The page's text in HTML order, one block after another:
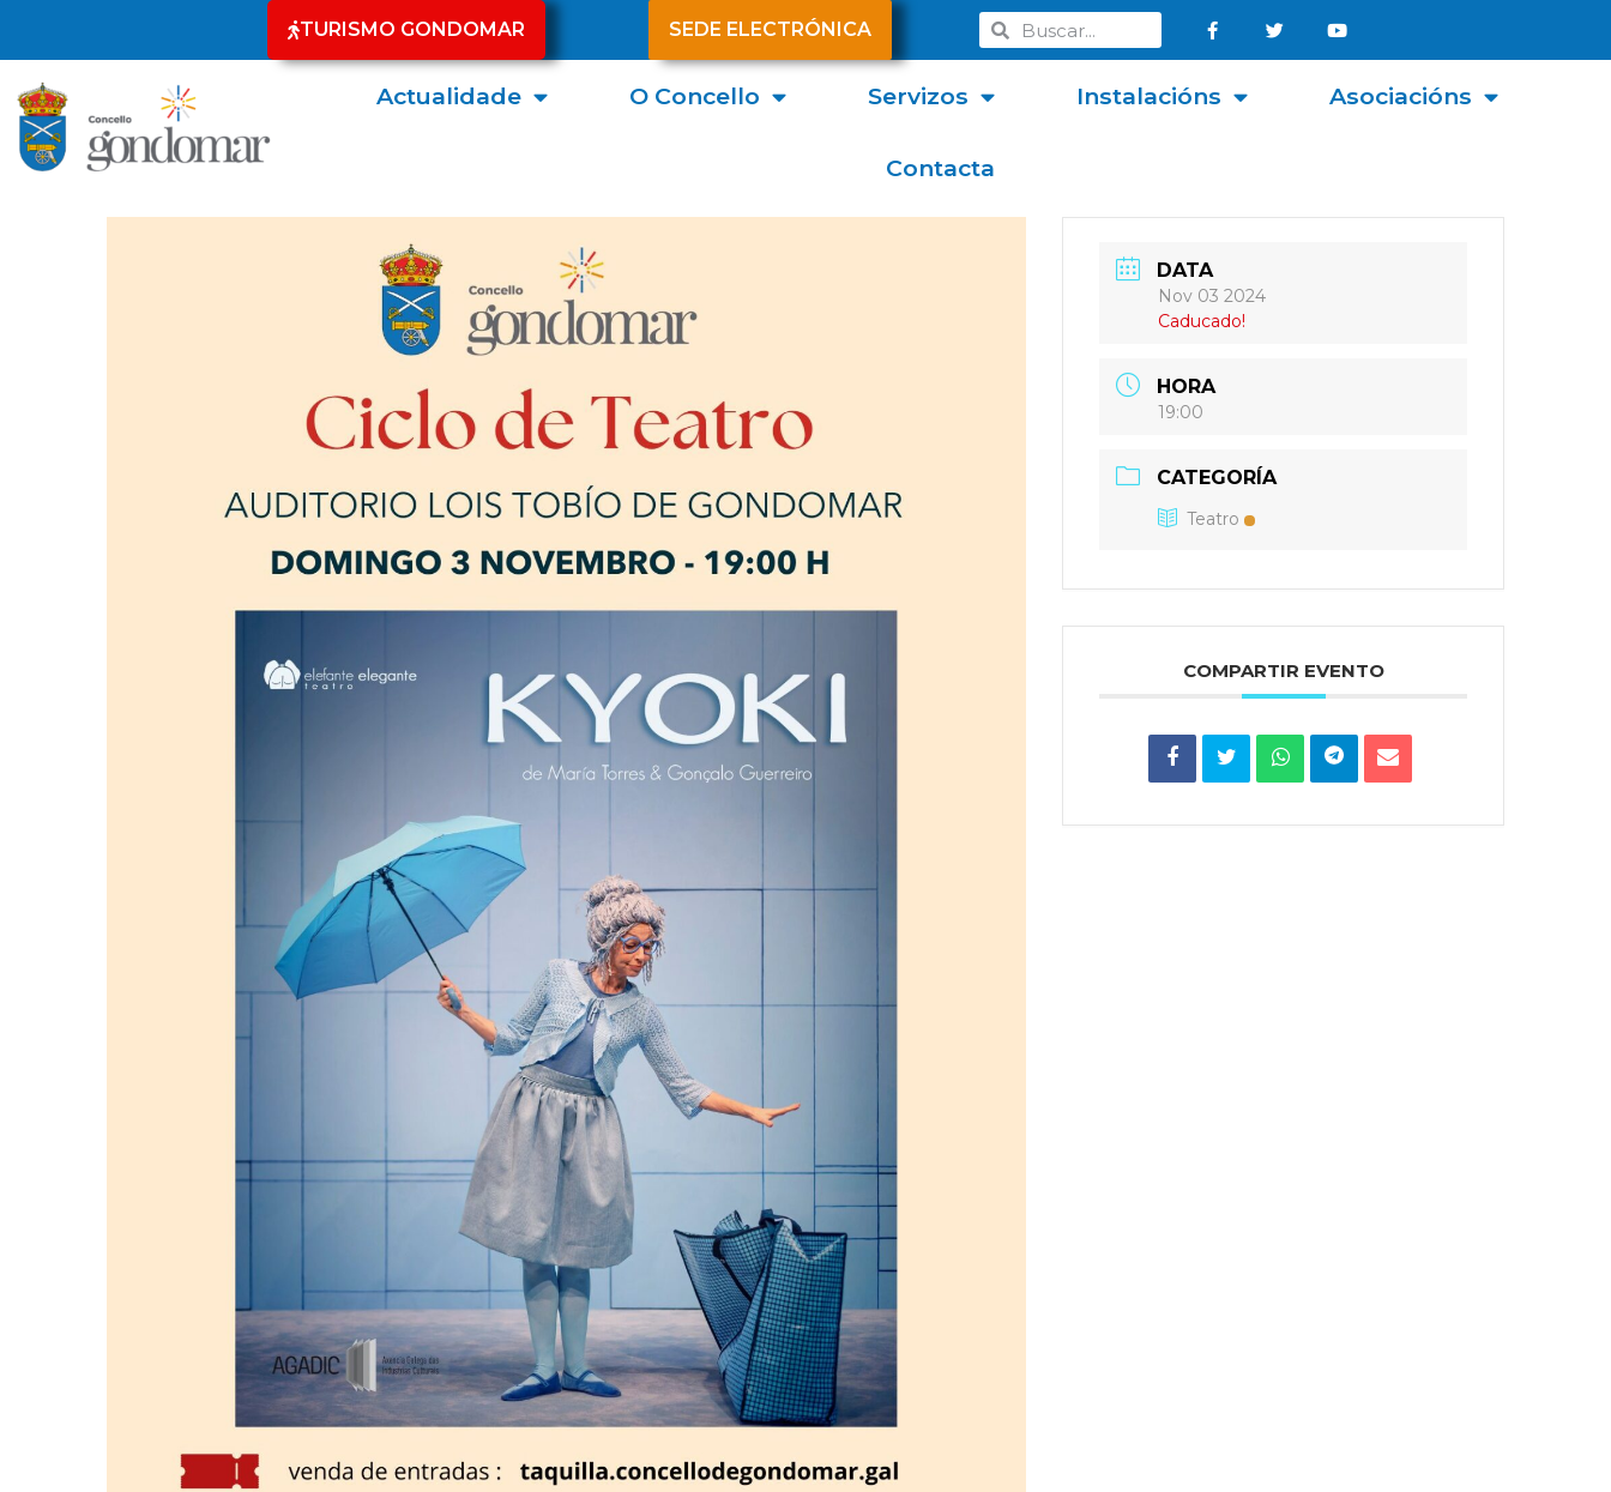
TURISMO GONDOMAR SEDE ELECTRÓNICA
Actualidade O Concello Servizos Instalacións Asociacións
Contacta
DATA
Nov 03 2024
Caducado!
HORA
19:00
CATEGORÍA
Teatro
COMPARTIR EVENTO